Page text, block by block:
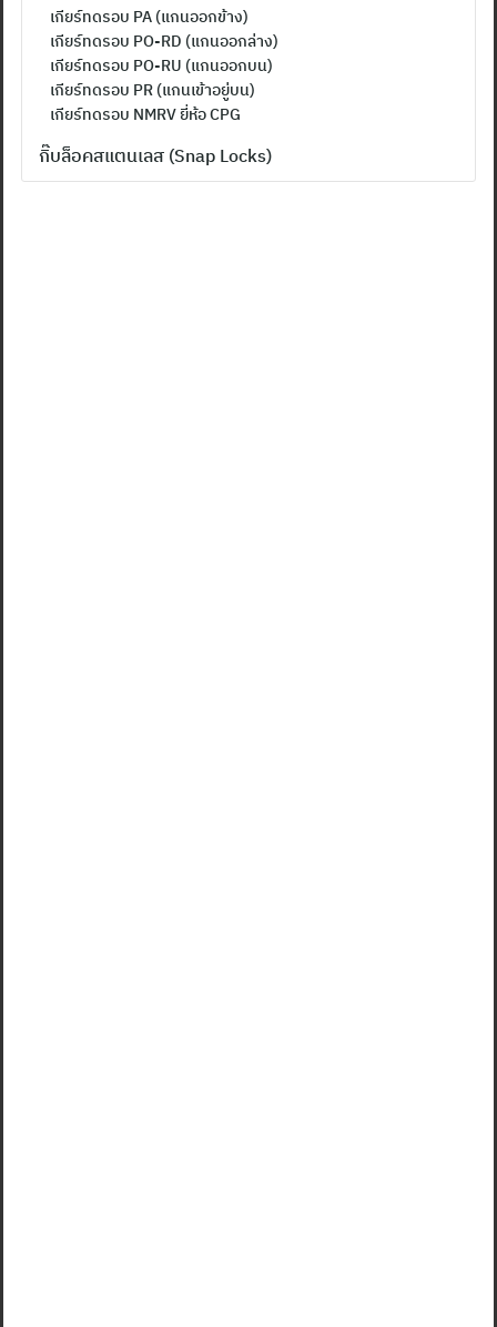
เกียร์ทดรอบ PA (แกนออกข้าง)
เกียร์ทดรอบ PO-RD (แกนออกล่าง)
เกียร์ทดรอบ PO-RU (แกนออกบน)
เกียร์ทดรอบ PR (แกนเข้าอยู่บน)
เกียร์ทดรอบ NMRV ยี่ห้อ CPG
กิ๊บล็อคสแตนเลส (Snap Locks)